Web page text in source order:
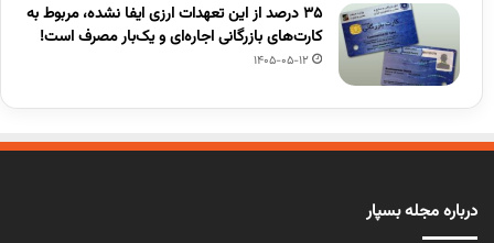
۳۵ درصد از این تعهدات ارزی ایفا نشده، مربوط به
کارت‌های بازرگانی اجاره‌ای و یک‌بار مصرف است!
1405-05-12
درباره مجله بسپار